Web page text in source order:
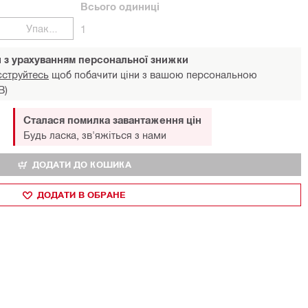
Упаковки
Всього одиниці
1
урахуванням персональної знижки
щоб побачити ціни з вашою персональною
Сталася помилка завантаження цін
Будь ласка, зв'яжіться з нами
ДОДАТИ ДО КОШИКА
ДОДАТИ В ОБРАНЕ